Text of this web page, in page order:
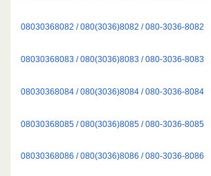
08030368082 / 080(3036)8082 / 080-3036-8082
08030368083 / 080(3036)8083 / 080-3036-8083
08030368084 / 080(3036)8084 / 080-3036-8084
08030368085 / 080(3036)8085 / 080-3036-8085
08030368086 / 080(3036)8086 / 080-3036-8086